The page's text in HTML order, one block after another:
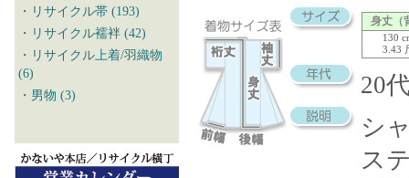
・リサイクル帯 (193)
・リサイクル襦袢 (42)
・リサイクル上着/羽織物
(6)
・男物 (3)
身丈（
130
3.43
20
シ
ス